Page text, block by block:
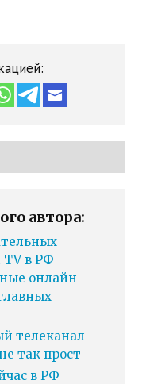
автора:
TV в РФ
онлайн-
телеканал
так прост
в РФ